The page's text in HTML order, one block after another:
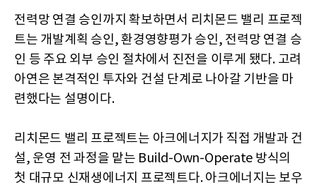
전력망 연결 승인까지 확보하면서 리치몬드 밸리 프로젝
트는 개발계획 승인, 환경영향평가 승인, 전력망 연결 승
인 등 주요 외부 승인 절차에서 진전을 이루게 됐다. 고려
아연은 본격적인 투자와 건설 단계로 나아갈 기반을 마
련했다는 설명이다.
리치몬드 밸리 프로젝트는 아크에너지가 직접 개발과 건
설, 운영 전 과정을 맡는 Build-Own-Operate 방식의
첫 대규모 신재생에너지 프로젝트다. 아크에너지는 보우